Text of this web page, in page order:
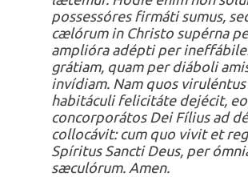
possessóres firmáti sumus,
cælórum in Christo supérna
amplióra adépti per
grátiam, quam per diáboli
invídiam. Nam quos
habitáculi felicitáte dejécit,
concorporátos Dei Fílius ad
collocávit: cum quo vivit et
Spíritus Sancti Deus, per
sæculórum. Amen.